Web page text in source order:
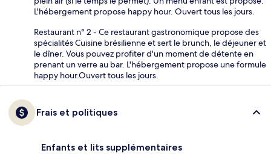
L'hébergement propose happy hour. Ouvert tous les jours.
Restaurant n° 2 - Ce restaurant gastronomique propose des
spécialités Cuisine brésilienne et sert le brunch, le déjeuner et
le dîner. Vous pouvez profiter d'un moment de détente en
prenant un verre au bar. L'hébergement propose une formule
happy hour.Ouvert tous les jours.
Frais et politiques
Enfants et lits supplémentaires